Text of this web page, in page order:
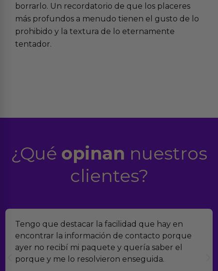
borrarlo. Un recordatorio de que los placeres
más profundos a menudo tienen el gusto de lo
prohibido y la textura de lo eternamente
tentador.
¿Qué opinan nuestros
clientes?
Encontramos Erotiks a través de Google y la
verdad es que nos han sorprendido. Tienen
muchísimos productos y han sido super atentos
con el seguimiento del pedido.